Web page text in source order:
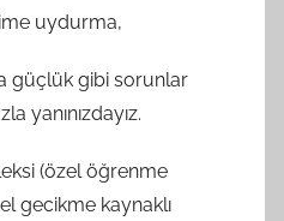
uydurma,
güçlük gibi sorunlar
yanınızdayız.
(özel öğrenme
gecikme kaynaklı